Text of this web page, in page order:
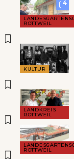
4
ROTTWEIL
KULTUR
LANDKREIS
ROTTWEIL
ROTTWEIL